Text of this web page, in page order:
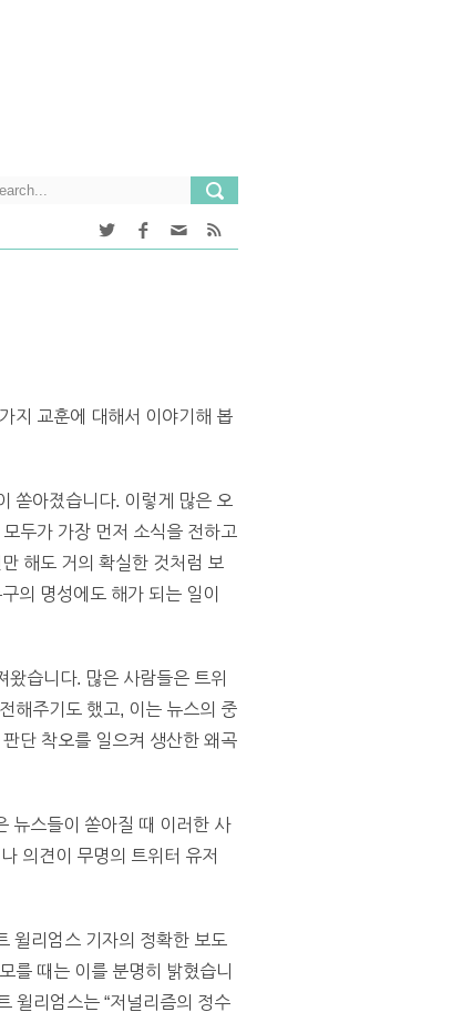
지 교훈에 대해서 이야기해 봅
쏟아졌습니다. 이렇게 많은 오
두가 가장 먼저 소식을 전하고
해도 거의 확실한 것처럼 보
의 명성에도 해가 되는 일이
습니다. 많은 사람들은 트위
해주기도 했고, 이는 뉴스의 중
단 착오를 일으켜 생산한 왜곡
뉴스들이 쏟아질 때 이러한 사
의견이 무명의 트위터 유저
윌리엄스 기자의 정확한 보도
를 때는 이를 분명히 밝혔습니
윌리엄스는 “저널리즘의 정수